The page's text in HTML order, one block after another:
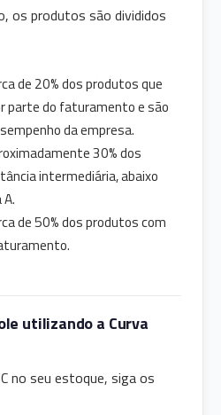
os produtos são divididos
de 20% dos produtos que
parte do faturamento e são
da empresa.
30% dos
intermediária, abaixo
de 50% dos produtos com
utilizando a Curva
no seu estoque, siga os